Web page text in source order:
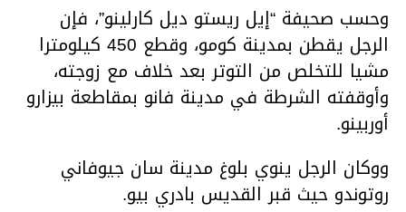
وحسب صحيفة “إيل ريستو ديل كارلينو”، فإن
الرجل يقطن بمدينة كومو، وقطع 450 كيلومترا
مشيا للتخلص من التوتر بعد خلاف مع زوجته،
وأوقفته الشرطة في مدينة فانو بمقاطعة بيزارو
أوربينو.
ووكان الرجل ينوي بلوغ مدينة سان جيوفاني
روتوندو حيث قبر القديس بادري بيو.